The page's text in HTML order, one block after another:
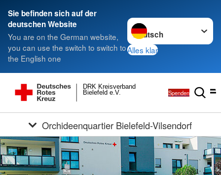
Sie befinden sich auf der
deutschen Website
You are on the German website,
you can use the switch to switch to
the English one
Sprache wechseln zu
Alles klar
Bielefeld e.V.
DRK Kreisverband
Spenden
Orchideenquartier Bielefeld-Vilsendorf